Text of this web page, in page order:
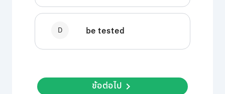
D be tested
ข้อต่อไป